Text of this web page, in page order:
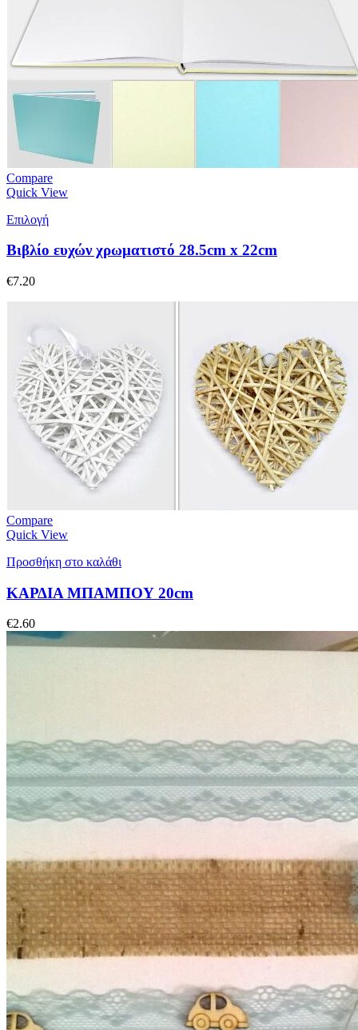
Compare
Quick View
Επιλογή
Βιβλίο ευχών χρωματιστό 28.5cm x 22cm
€7.20
Compare
Quick View
Προσθήκη στο καλάθι
ΚΑΡΔΙΑ ΜΠΑΜΠΟΥ 20cm
€2.60